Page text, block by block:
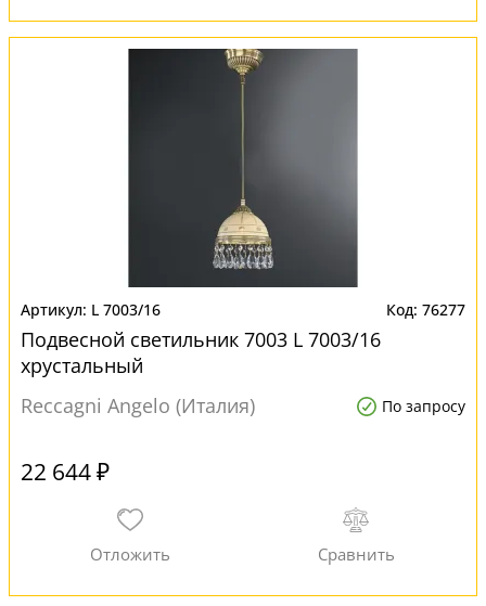
L 7003/16 76277
Подвесной светильник 7003 L 7003/16
хрустальный
Reccagni Angelo (Италия)
По запросу
22 644 ₽